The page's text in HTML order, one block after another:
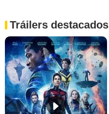
Tráilers destacados